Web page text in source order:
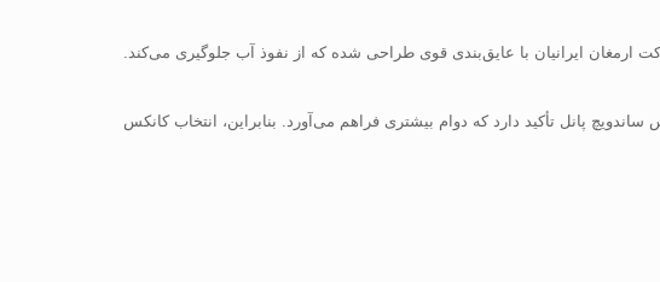
ایرانیان با عایق‌بندی قوی طراحی شده که از نفوذ آب جلوگیری می‌کند.
پانل تأکید دارد که دوام بیشتری فراهم می‌آورد. بنابراین، انتخاب کانکس